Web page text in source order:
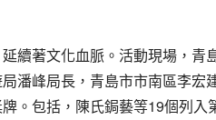
續著文化血脈。活動現場，青
潘峰局長，青島市市南區李宏
。包括，陳氏鋦藝等19個列